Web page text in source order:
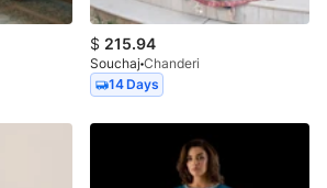
$ 215.94
Souchaj Chanderi
14 Days